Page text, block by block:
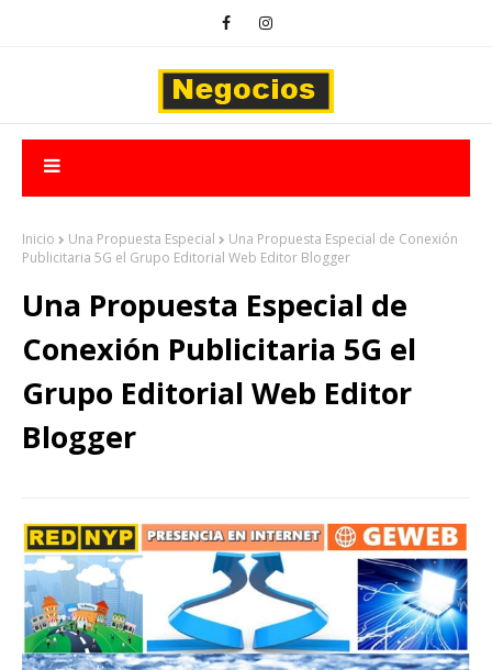
Inicio Una Propuesta Especial
Una Propuesta Especial de Conexión
Publicitaria 5G el Grupo Editorial Web Editor Blogger
Una Propuesta Especial de
Conexión Publicitaria 5G el
Grupo Editorial Web Editor
Blogger